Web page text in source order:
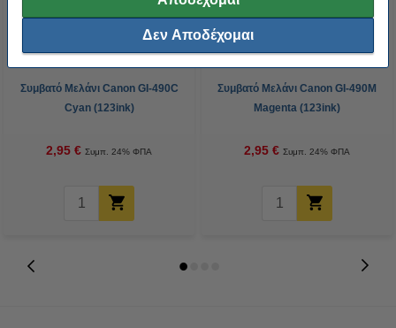
Δεν Αποδέχομαι
Συμβατό Μελάνι Canon GI-490C
Cyan (123ink)
2,95 € Συμπ. 24% ΦΠΑ
Συμβατό Μελάνι Canon GI-490M
Magenta (123ink)
2,95 € Συμπ. 24% ΦΠΑ